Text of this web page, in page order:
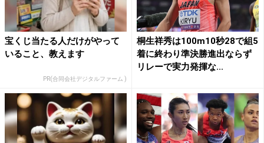
宝くじ当たる人だけがやって
いること、教えます
PR(合同会社デジタルファーム )
桐生祥秀は100m10秒28で組5
着に終わり準決勝進出ならず
リレーで実力発揮な...